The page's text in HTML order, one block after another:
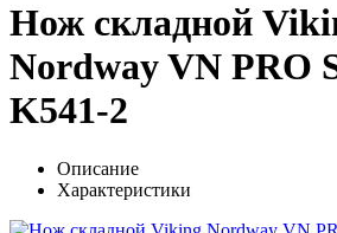
Нож складной
Nordway VN PRO
K541-2
Описание
Характеристики